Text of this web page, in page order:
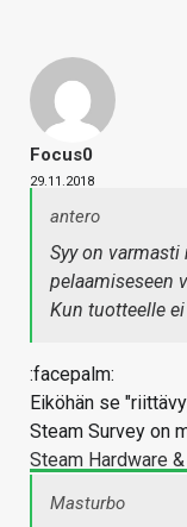
Focus0
29.11.2018
antero
Syy on
pelaamiseseen
Kun tuotteelle
:facepalm:
Eiköhän se
Steam Survey on
Steam Hardware
Masturbo